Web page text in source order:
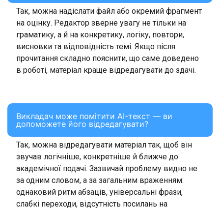
Так, можна надіслати файл або окремий фрагмент
на оцінку. Редактор зверне увагу не тільки на
граматику, а й на конкретику, логіку, повтори,
висновки та відповідність темі. Якщо після
прочитання складно пояснити, що саме доведено
в роботі, матеріал краще відредагувати до здачі.
Викладач може помітити AI-текст — ви
допоможете його відредагувати?
Так, можна відредагувати матеріал так, щоб він
звучав логічніше, конкретніше й ближче до
академічної подачі. Зазвичай проблему видно не
за одним словом, а за загальним враженням:
однаковий ритм абзаців, універсальні фрази,
слабкі переходи, відсутність посилань на